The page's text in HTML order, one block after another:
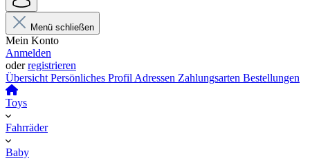
Menü schließen
Mein Konto
Anmelden
oderregistrieren
Übersicht Persönliches Profil Adressen Zahlungsarten Bestellungen
Toys
Fahrräder
Baby